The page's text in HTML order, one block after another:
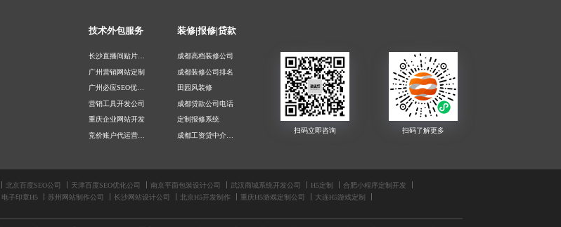
技术外包服务
广州营销网站定制
营销工具开发公司
重庆企业网站开发
上海百度竞价优化公司
贵阳全网SEO优化公司
装修|报修|贷款
成都高档装修公司
成都装修公司排名
田园风装修
成都贷款公司电话
定制报修系统
小程序报修系统
报修工单系统
北京百度SEO公司 天津百度SEO优化公司 南京平面包装设计公司 武汉商城系统开发公司 H5定制
合肥小程序定制开发
电子印章H5 苏州网站制作公司 长沙网站设计公司 北京H5开发制作 重庆H5游戏定制公司 大连H5游戏定制